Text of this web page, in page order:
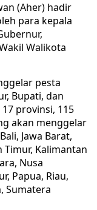
(Aher) hadir
para kepala
Walikota
pesta
Bupati, dan
provinsi, 115
akan menggelar
Jawa Barat,
Timur, Kalimantan
Nusa
Papua, Riau,
Sumatera